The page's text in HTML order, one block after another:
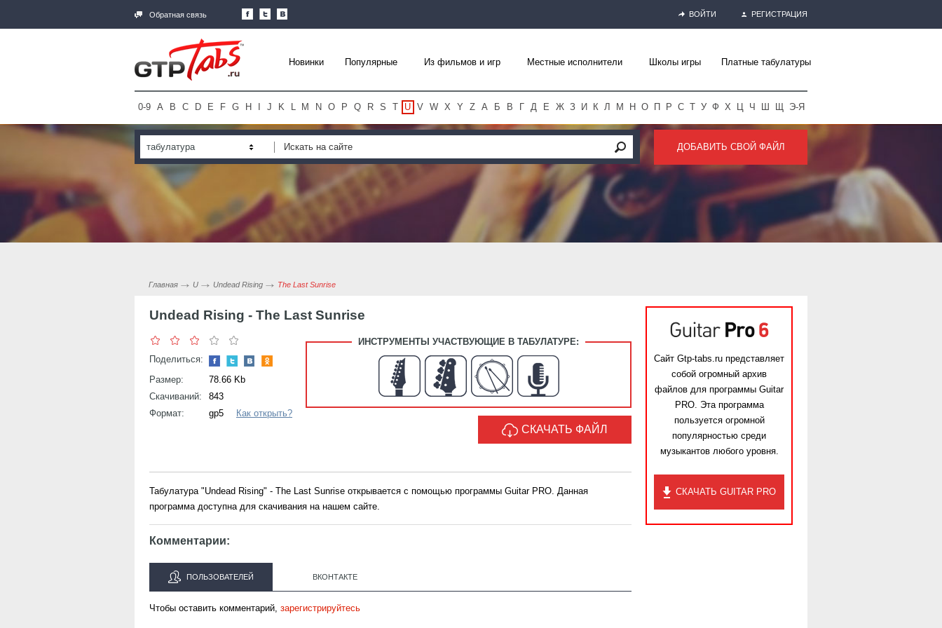
Обратная связь ВОЙТИ РЕГИСТРАЦИЯ
Новинки Популярные Из фильмов и игр Местные исполнители Школы игры Платные табулатуры
0-9 A B C D E F G H J K L M N O P Q R S T U V W X Y Z А Б В Г Д Е Ж З И К Л М Н О П Р С Т У Ф Х Ц Ч Ш Щ Э-Я
табулатура ДОБАВИТЬ СВОЙ ФАЙЛ
Главная U Undead Rising The Last Sunrise
Undead Rising - The Last Sunrise
Поделиться:
Размер:
78.66 Kb
Скачиваний:
843
Формат:
gp5 Как открыть?
ИНСТРУМЕНТЫ УЧАСТВУЮЩИЕ В ТАБУЛАТУРЕ:
СКАЧАТЬ ФАЙЛ
Табулатура "Undead Rising" - The Last Sunrise открывается с помощью программы Guitar PRO. Данная
программа доступна для скачивания на нашем сайте.
Комментарии:
ПОЛЬЗОВАТЕЛЕЙ ВКОНТАКТЕ
Чтобы оставить комментарий, зарегистрируйтесь
Сайт Gtp-tabs.ru представляет
собой огромный архив
файлов для программы Guitar
PRO. Эта программа
пользуется огромной
популярностью среди
музыкантов любого уровня.
СКАЧАТЬ GUITAR PRO